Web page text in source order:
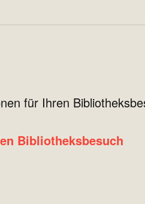
für Ihren
Bibliotheksbesuch